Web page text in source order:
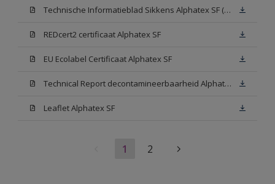
Technische Informatieblad Sikkens Alphatex SF (PDF)
REDcert2 certificaat Alphatex SF
EU Ecolabel Certificaat Alphatex SF
Technical Report decontamineerbaarheid Alphatex SF
Leaflet Alphatex SF
1 2